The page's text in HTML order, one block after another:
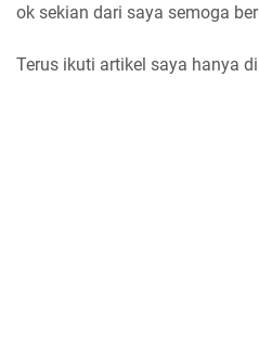
ok sekian dari saya semoga
Terus ikuti artikel saya hanya